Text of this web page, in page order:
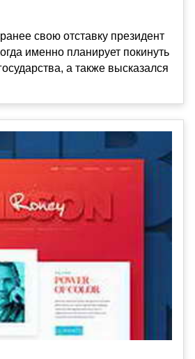
свою отставку президент
именно планирует покинуть
а также высказался